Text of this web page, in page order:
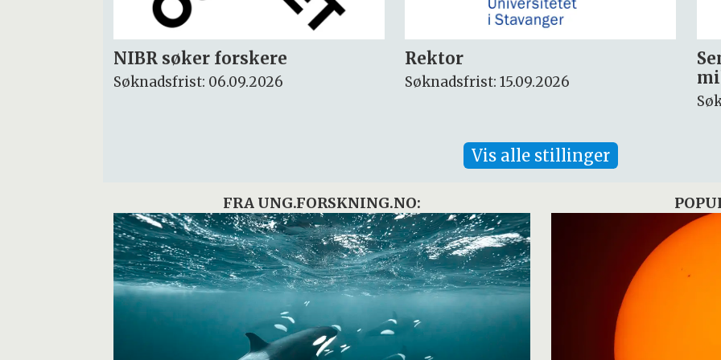
Rektor
Søknadsfrist: 15.09.2026
Seniorforsker innen
miljøkjemi og arktisk miljø
Vis alle stillinger
FRA UNG.FORSKNING.NO: